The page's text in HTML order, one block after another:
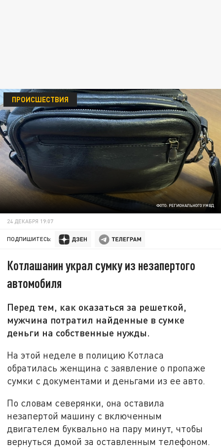
ФОТО: РЕГИОНАЛЬНОГО УМВД
ПРОИСШЕСТВИЯ
24 ДЕКАБРЯ 19:07
ПОДПИШИТЕСЬ:
Котлашанин украл сумку из незапертого
автомобиля
Перед тем, как оказаться за решеткой,
мужчина потратил найденные в сумке
деньги на собственные нужды.
На этой неделе в полицию Котласа
обратилась женщина с заявление о пропаже
сумки с документами и деньгами из ее авто.
По словам северянки, она оставила
незапертой машину с включенным
двигателем буквально на пару минут, чтобы
вернуться домой за оставленным телефоном.